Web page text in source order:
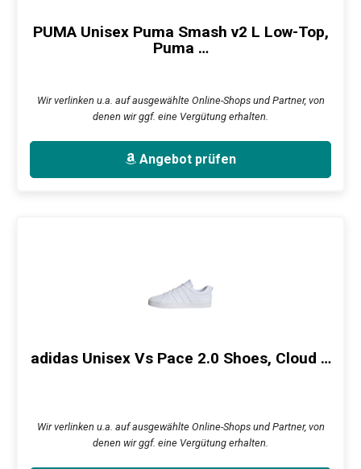
PUMA Unisex Puma Smash v2 L Low-Top,
Puma …
Wir verlinken u.a. auf ausgewählte Online-Shops und Partner, von
denen wir ggf. eine Vergütung erhalten.
Angebot prüfen
adidas Unisex Vs Pace 2.0 Shoes, Cloud …
Wir verlinken u.a. auf ausgewählte Online-Shops und Partner, von
denen wir ggf. eine Vergütung erhalten.